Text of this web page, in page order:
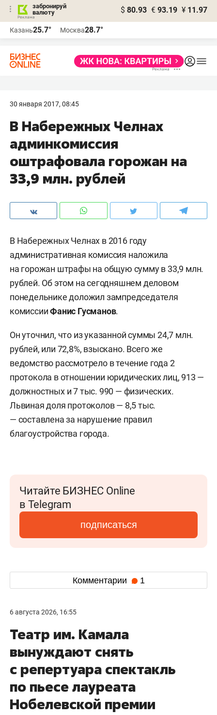
забронируй
валюту
$ 80.93 € 93.19 ¥ 11.97
Казань25.7° Москва28.7°
30 января 2017, 08:45
В Набережных Челнах
админкомиссия
оштрафовала горожан на
33,9 млн. рублей
В Набережных Челнах в 2016 году
административная комиссия наложила
на горожан штрафы на общую сумму в 33,9 млн.
рублей. Об этом на сегодняшнем деловом
понедельнике доложил зампредседателя
комиссииФанис Гусманов.
Он уточнил, что из указанной суммы 24,7 млн.
рублей, или 72,8%, взыскано. Всего же
ведомство рассмотрело в течение года 2
протокола в отношении юридических лиц, 913 —
должностных и 7 тыс. 990 — физических.
Львиная доля протоколов — 8,5 тыс.
— составлена за нарушение правил
благоустройства города.
Читайте БИЗНЕС Online
в Telegram
подписаться
Комментарии 1
6 августа 2026, 16:55
Театр им. Камала
вынуждают снять
с репертуара спектакль
по пьесе лауреата
Нобелевской премии